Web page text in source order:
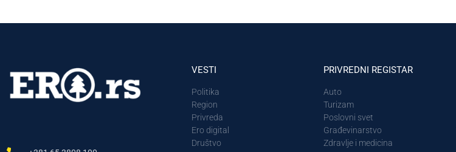
VESTI
Politika
Region
Privreda
Ero digital
Društvo
PRIVREDNI REGISTAR
Auto
Turizam
Poslovni svet
Građevinarstvo
Zdravlje i medicina